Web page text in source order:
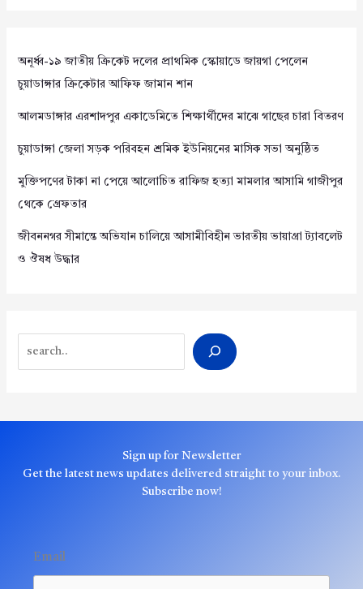
অনূর্ধ্ব-১৯ জাতীয় ক্রিকেট দলের প্রাথমিক স্কোয়াডে জায়গা পেলেন
চুয়াডাঙ্গার ক্রিকেটার আফিফ জামান শান
আলমডাঙ্গার এরশাদপুর একাডেমিতে শিক্ষার্থীদের মাঝে গাছের চারা বিতরণ
চুয়াডাঙ্গা জেলা সড়ক পরিবহন শ্রমিক ইউনিয়নের মাসিক সভা অনুষ্ঠিত
মুক্তিপণের টাকা না পেয়ে আলোচিত রাফিজ হত্যা মামলার আসামি গাজীপুর
থেকে গ্রেফতার
জীবননগর সীমান্তে অভিযান চালিয়ে আসামীবিহীন ভারতীয় ভায়াগ্রা ট্যাবলেট
ও ঔষধ উদ্ধার
Sign up for Newsletter
Get the latest news updates delivered straight to your inbox.
Subscribe now!
Email